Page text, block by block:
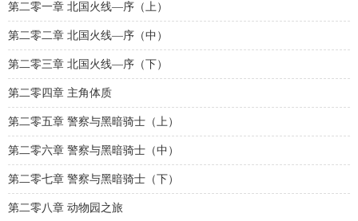
第二零一章 北国火线—序（上）
第二零二章 北国火线—序（中）
第二零三章 北国火线—序（下）
第二零四章 主角体质
第二零五章 警察与黑暗骑士（上）
第二零六章 警察与黑暗骑士（中）
第二零七章 警察与黑暗骑士（下）
第二零八章 动物园之旅